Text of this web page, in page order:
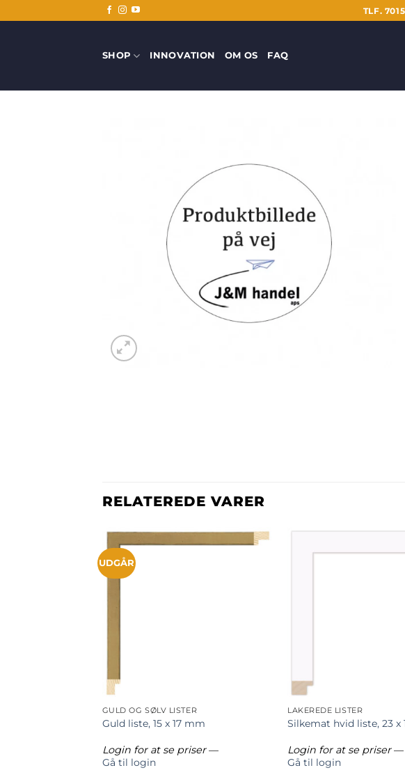
til
TLF.
SHOP INNOVATION OM OS FAQ
RELATEREDE VARER
UDGÅR
GULD OG SØLV LISTER
Guld liste, 15 x 17 mm
Login for at se priser—
Gå til login
LAKEREDE LISTER
Silkemat hvid liste, 23 x
Login for at se priser—
Gå til login